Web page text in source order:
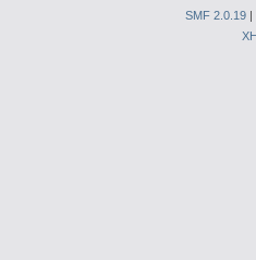
SMF 2.0.19